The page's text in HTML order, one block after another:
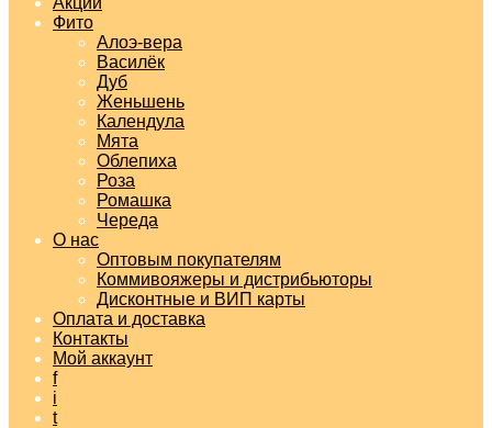
Фито
Алоэ-вера
Василёк
Дуб
Женьшень
Календула
Мята
Облепиха
Роза
Ромашка
Череда
О нас
Оптовым покупателям
Коммивояжеры и дистрибьюторы
Дисконтные и ВИП карты
Оплата и доставка
Контакты
Мой аккаунт
f
i
t